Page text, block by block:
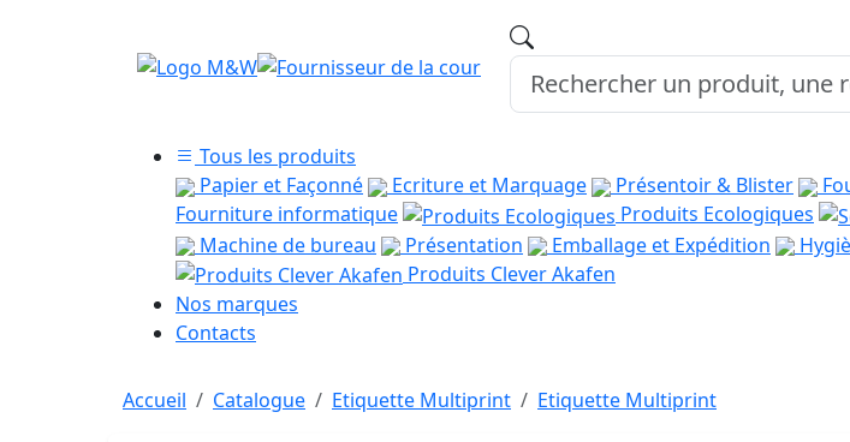
Tous les produits
Papier et Façonné
Ecriture et Marquage Présentoir & Blister
Fourniture informatique
Produits Ecologiques
Machine de bureau
Présentation Emballage et Expédition
Produits Clever Akafen
Nos marques
Contacts
Accueil Catalogue Etiquette Multiprint Etiquette Multiprint